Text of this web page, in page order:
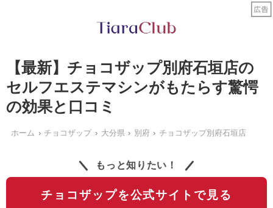
【最新】チョコザップ別府石垣店の
セルフエステマシンがもたらす驚愕
の効果と口コミ
ホーム チョコザップ 大分県 別府 チョコザップ別府石垣店
もっと知りたい！
チョコザップを公式サイトで見る